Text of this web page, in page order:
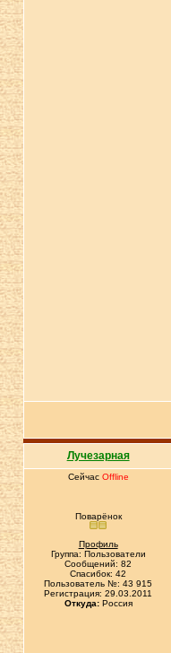
Лучезарная
Сейчас Offline
Поварёнок
Профиль
Группа: Пользователи
Сообщений: 82
Спасибок: 42
Пользователь №: 43 915
Регистрация: 29.03.2011
Откуда:Россия